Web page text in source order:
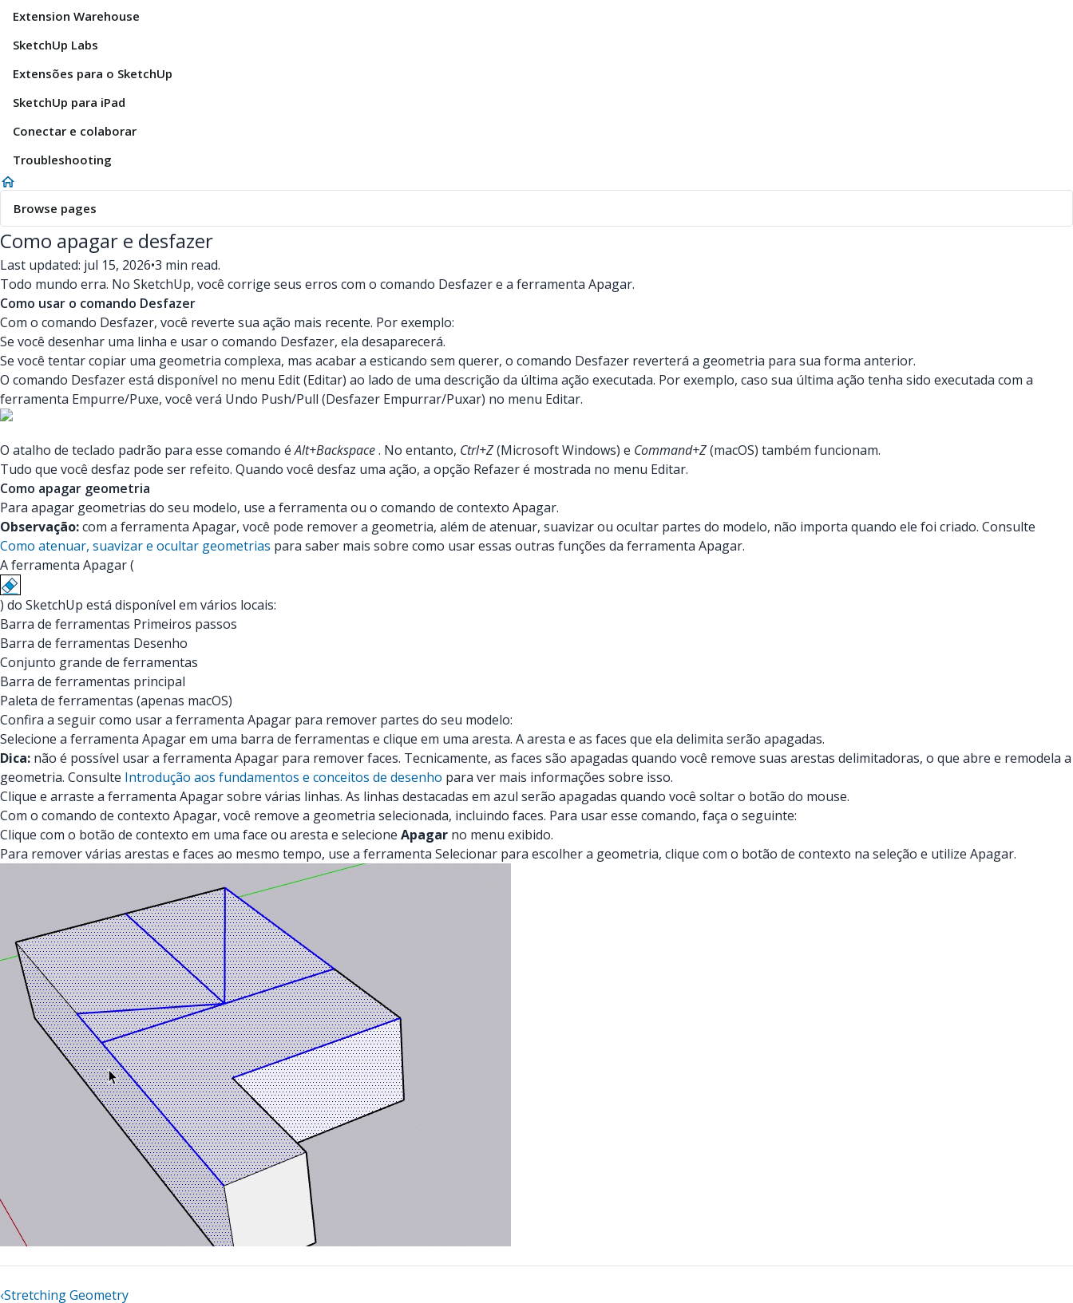
Extension Warehouse
SketchUp Labs
Extensões para o SketchUp
SketchUp para iPad
Conectar e colaborar
Troubleshooting
Browse pages
Como apagar e desfazer
Last updated: jul 15, 2026•3 min read.
Todo mundo erra. No SketchUp, você corrige seus erros com o comando Desfazer e a ferramenta Apagar.
Como usar o comando Desfazer
Com o comando Desfazer, você reverte sua ação mais recente. Por exemplo:
Se você desenhar uma linha e usar o comando Desfazer, ela desaparecerá.
Se você tentar copiar uma geometria complexa, mas acabar a esticando sem querer, o comando Desfazer reverterá a geometria para sua forma anterior.
O comando Desfazer está disponível no menu Edit (Editar) ao lado de uma descrição da última ação executada. Por exemplo, caso sua última ação tenha sido executada com a
ferramenta Empurre/Puxe, você verá Undo Push/Pull (Desfazer Empurrar/Puxar) no menu Editar.
O atalho de teclado padrão para esse comando éAlt+Backspace. No entanto, Ctrl+Z(Microsoft Windows) e Command+Z(macOS) também funcionam.
Tudo que você desfaz pode ser refeito. Quando você desfaz uma ação, a opção Refazer é mostrada no menu Editar.
Como apagar geometria
Para apagar geometrias do seu modelo, use a ferramenta ou o comando de contexto Apagar.
Observação:com a ferramenta Apagar, você pode remover a geometria, além de atenuar, suavizar ou ocultar partes do modelo, não importa quando ele foi criado. Consulte
Como atenuar, suavizar e ocultar geometrias para saber mais sobre como usar essas outras funções da ferramenta Apagar.
A ferramenta Apagar (
) do SketchUp está disponível em vários locais:
Barra de ferramentas Primeiros passos
Barra de ferramentas Desenho
Conjunto grande de ferramentas
Barra de ferramentas principal
Paleta de ferramentas (apenas macOS)
Confira a seguir como usar a ferramenta Apagar para remover partes do seu modelo:
Selecione a ferramenta Apagar em uma barra de ferramentas e clique em uma aresta. A aresta e as faces que ela delimita serão apagadas.
Dica: não é possível usar a ferramenta Apagar para remover faces. Tecnicamente, as faces são apagadas quando você remove suas arestas delimitadoras, o que abre e remodela a
geometria. Consulte Introdução aos fundamentos e conceitos de desenho para ver mais informações sobre isso.
Clique e arraste a ferramenta Apagar sobre várias linhas. As linhas destacadas em azul serão apagadas quando você soltar o botão do mouse.
Com o comando de contexto Apagar, você remove a geometria selecionada, incluindo faces. Para usar esse comando, faça o seguinte:
Clique com o botão de contexto em uma face ou aresta e selecione Apagar no menu exibido.
Para remover várias arestas e faces ao mesmo tempo, use a ferramenta Selecionar para escolher a geometria, clique com o botão de contexto na seleção e utilize Apagar.
‹Stretching Geometry